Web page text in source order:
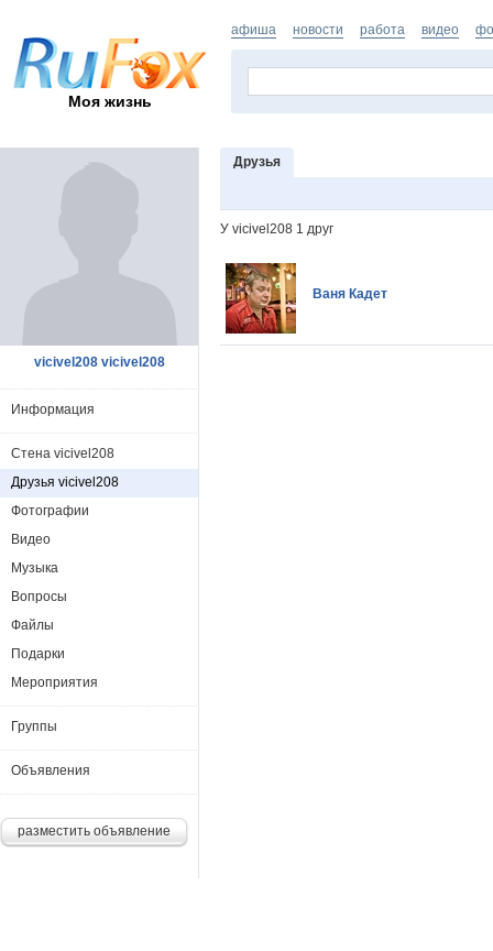
Моя жизнь
афиша новости работа видео
Друзья
У vicivel208 1 друг
Ваня Кадет
vicivel208 vicivel208
Информация
Стена vicivel208
Друзья vicivel208
Фотографии
Видео
Музыка
Вопросы
Файлы
Подарки
Мероприятия
Группы
Объявления
разместить объявление